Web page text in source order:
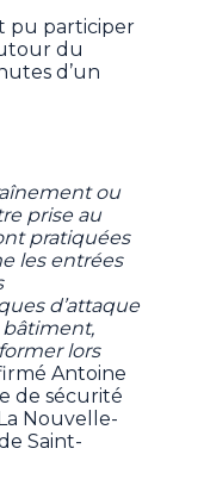
pu participer
du
d’un
ou
prise au
pratiquées
les entrées
d’attaque
bâtiment,
lors
Antoine
de sécurité
Nouvelle-
Saint-